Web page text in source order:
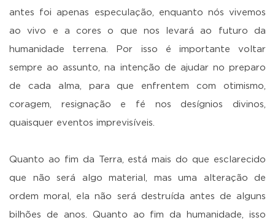
antes foi apenas especulação, enquanto nós vivemos
ao vivo e a cores o que nos levará ao futuro da
humanidade terrena. Por isso é importante voltar
sempre ao assunto, na intenção de ajudar no preparo
de cada alma, para que enfrentem com otimismo,
coragem, resignação e fé nos desígnios divinos,
quaisquer eventos imprevisíveis.
Quanto ao fim da Terra, está mais do que esclarecido
que não será algo material, mas uma alteração de
ordem moral, ela não será destruída antes de alguns
bilhões de anos. Quanto ao fim da humanidade, isso